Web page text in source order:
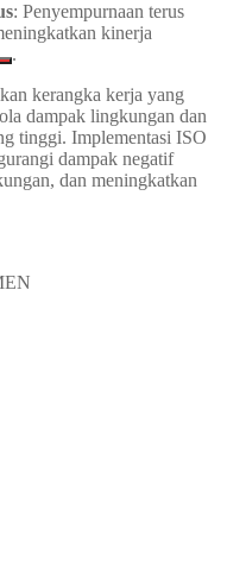
: Penyempurnaan terus
kinerja
.
kerangka kerja yang
dampak lingkungan dan
tinggi. Implementasi ISO
dampak negatif
dan meningkatkan